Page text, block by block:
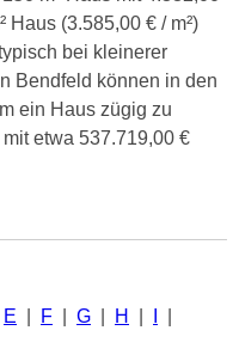
Haus (3.585,00 € / m²)
bei kleinerer
Bendfeld können in den
ein Haus zügig zu
etwa 537.719,00 €
E F G H